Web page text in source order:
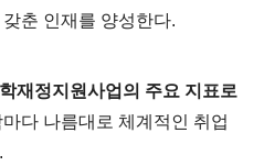
춘 인재를 양성한다.
재정지원사업의 주요 지표로
다 나름대로 체계적인 취업